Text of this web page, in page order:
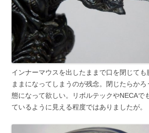
インナーマウスを出したままで口を閉じても
ままになってしまうのが残念。閉じたらかろ
態になって欲しい。リボルテックやNECAで
ているように見える程度ではありましたが。